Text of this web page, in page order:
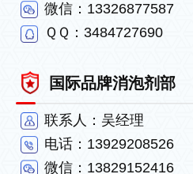
国际品牌消泡剂部
联系人：吴经理
电话：13929208526
微信：13829152416
微信：13326877587
ＱＱ：3484727690